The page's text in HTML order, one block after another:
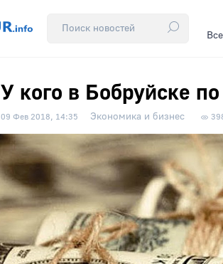
У кого в Бобруйске
09 Фев 2018, 14:35 Экономика и бизнес